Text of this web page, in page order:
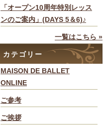
「オープン10周年特別レッス
ンのご案内」(DAYS 5＆6)♪
一覧はこちら »
カテゴリー
MAISON DE BALLET
ONLINE
ご参考
ご挨拶